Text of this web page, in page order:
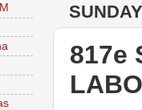
817e